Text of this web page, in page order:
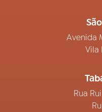
Avenida
Vila
Rua